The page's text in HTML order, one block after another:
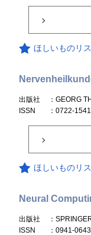
ほしいものリ
出版社
：GEORG
ISSN
：0722-1541
ほしいものリ
Neural
出版社
：
ISSN
：0941-0643